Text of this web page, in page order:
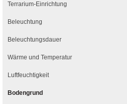
Terrarium-Einrichtung
Beleuchtung
Beleuchtungsdauer
Wärme und Temperatur
Luftfeuchtigkeit
Bodengrund